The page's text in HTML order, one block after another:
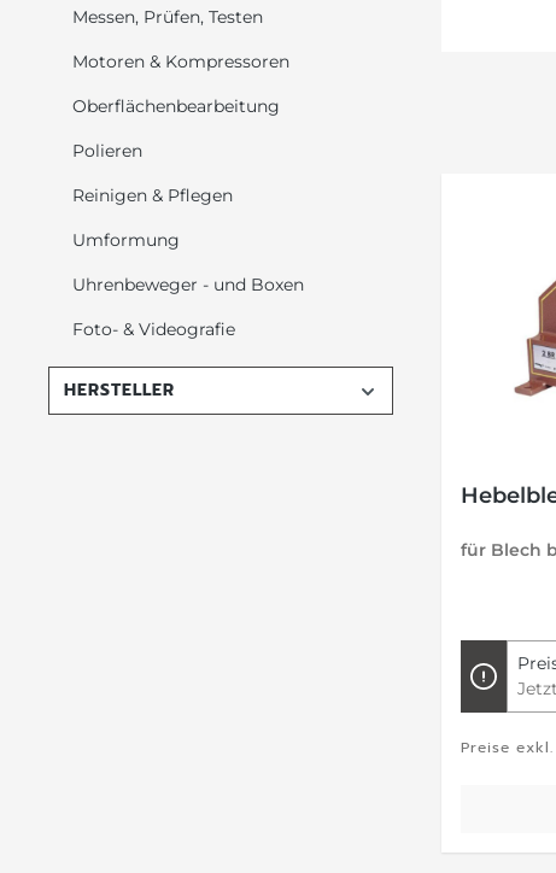
Messen, Prüfen, Testen
Motoren & Kompressoren
Oberflächenbearbeitung
Polieren
Reinigen & Pflegen
Umformung
Uhrenbeweger - und Boxen
Foto- & Videografie
HERSTELLER
für Blech
Preise